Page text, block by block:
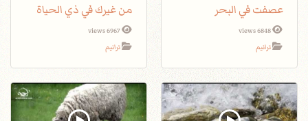
عصفت في البحر
6848 views
ترانيم
من غيرك في ذي الحياة
6967 views
ترانيم